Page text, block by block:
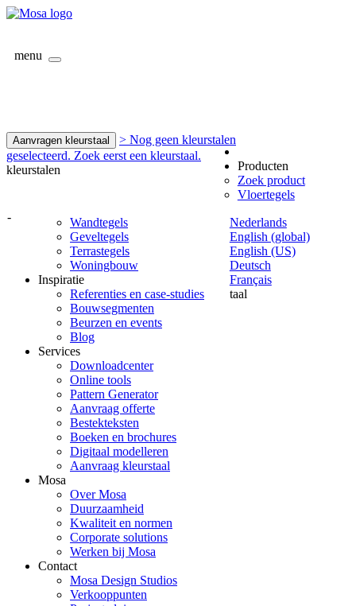
menu
Aanvragen kleurstaal
> Nog geen kleurstalen
geselecteerd. Zoek eerst een kleurstaal.
kleurstalen
-
Nederlands
English (global)
English (US)
Deutsch
Français
taal
Producten
Zoek product
Vloertegels
Wandtegels
Geveltegels
Terrastegels
Woningbouw
Inspiratie
Referenties en case-studies
Bouwsegmenten
Beurzen en events
Blog
Services
Downloadcenter
Online tools
Pattern Generator
Aanvraag offerte
Bestekteksten
Boeken en brochures
Digitaal modelleren
Aanvraag kleurstaal
Mosa
Over Mosa
Duurzaamheid
Kwaliteit en normen
Corporate solutions
Werken bij Mosa
Contact
Mosa Design Studios
Verkooppunten